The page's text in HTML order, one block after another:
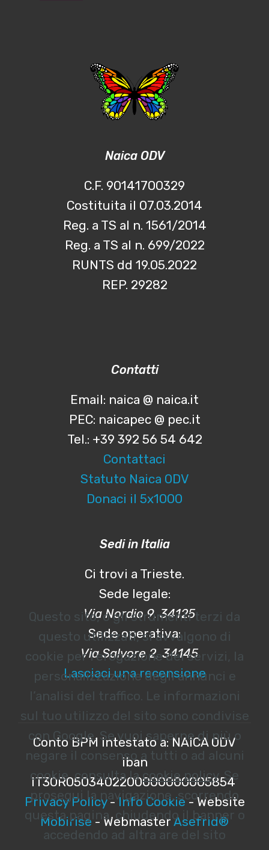
Naica ODV
C.F. 90141700329
Costituita il 07.03.2014
Reg. a TS al n. 1561/2014
Reg. a TS al n. 699/2022
RUNTS dd 19.05.2022
REP. 29282
Contatti
Email: naica @ naica.it
PEC: naicapec @ pec.it
Tel.: +39 392 56 54 642
Contattaci
Statuto Naica ODV
Donaci il 5x1000
Sedi in Italia
Ci trovi a Trieste.
Sede legale:
Via Nordio 9, 34125
Sede operativa:
Via Salvore 2, 34145
Lasciaci una recensione
Conto BPM intestato a: NAICA ODV
iban
IT30R0503402200000000005854
Privacy Policy-Info Cookie- Website
Mobirise- WebmasterAsefrid®
Questo sito, o gli strumenti terzi da
questo utilizzati, si avvalgono di
cookie per l’erogazione dei servizi, la
personalizzazione degli annunci e
l’analisi del traffico. Le informazioni
sul tuo utilizzo del sito sono condivise
con Google. Se vuoi saperne di più o
negare il consenso a tutti o ad alcuni
cookie, consulta lacookie policy. Se
prosegui la navigazione, scorrendo
questa pagina, chiudendo il banner o
accedendo ad altra are del sito